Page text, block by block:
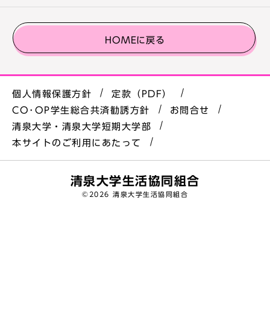
HOMEに戻る
清泉大学生活協同組合
© 2026 清泉大学生活協同組合
個人情報保護方針
定款（PDF）
CO･OP学生総合共済勧誘方針
お問合せ
清泉大学・清泉大学短期大学部
本サイトのご利用にあたって